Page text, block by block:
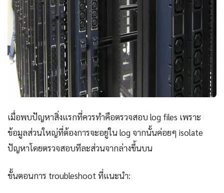
เมื่อพบปัญหาสิ่งแรกที่ควรทำคือตรวจสอบ log files เพราะ
ข้อมูลส่วนใหญ่ที่ต้องการจะอยู่ใน log จากนั้นค่อยๆ isolate
ปัญหาโดยตรวจสอบทีละส่วนจากล่างขึ้นบน
ขั้นตอนการ troubleshoot ที่แนะนำ: